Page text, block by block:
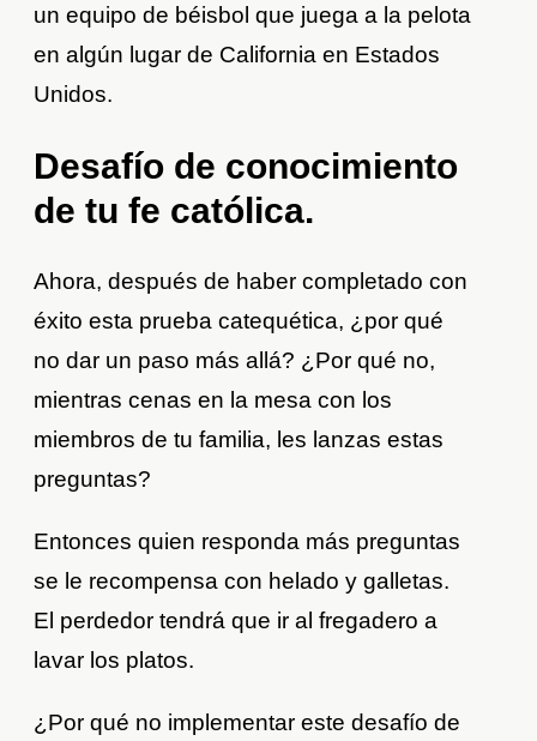
un equipo de béisbol que juega a la pelota
en algún lugar de California en Estados
Unidos.
Desafío de conocimiento
de tu fe católica.
Ahora, después de haber completado con
éxito esta prueba catequética, ¿por qué
no dar un paso más allá? ¿Por qué no,
mientras cenas en la mesa con los
miembros de tu familia, les lanzas estas
preguntas?
Entonces quien responda más preguntas
se le recompensa con helado y galletas.
El perdedor tendrá que ir al fregadero a
lavar los platos.
¿Por qué no implementar este desafío de